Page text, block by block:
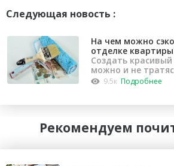
Следующая новость :
На чем можно
отделке квартиры
Создать
можно и не
капремонт
9.5к Подробнее
Рекомендуем